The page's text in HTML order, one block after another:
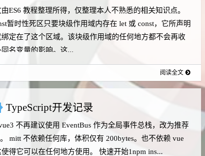
ES6 教程整理所得，仅整理本人不熟悉的相关知识点。
暂时性死区只要块级作用域内存在 let 或 const，它所声明
绑定在了这个区域。该块级作用域的任何地方都不会再收
名变量的影响。这...
阅读全文
TypeScript开发记录
不再建议使用 EventBus 作为全局事件总栈，改为推荐
mitt 不依赖任何库，体积仅有 200bytes。也不依赖 vue
得它可以在任何地方使用。 快速开始1npm ins...